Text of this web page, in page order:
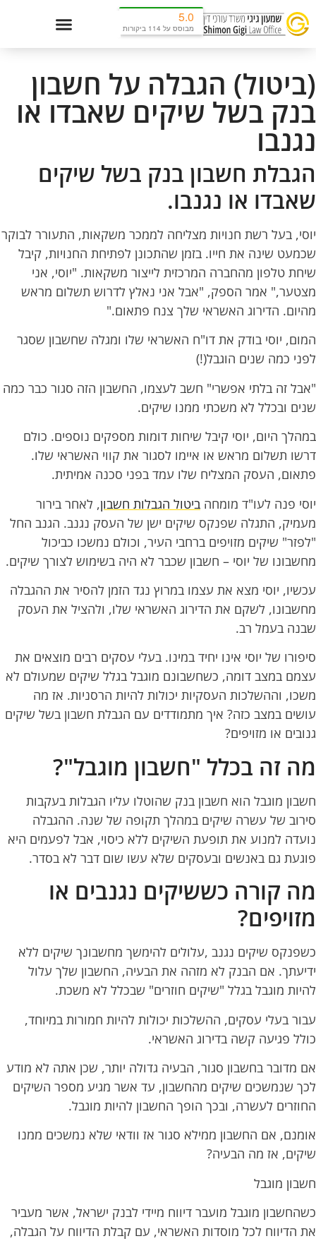
5.0
מבוסס על 114 ביקורות
(ביטול) הגבלה על חשבון
בנק בשל שיקים שאבדו או
נגנבו
הגבלת חשבון בנק בשל שיקים
שאבדו או נגנבו.
יוסי, בעל רשת חנויות מצליחה לממכר משקאות, התעורר לבוקר
שכמעט שינה את חייו. בזמן שהתכונן לפתיחת החנויות, קיבל
שיחת טלפון מהחברה המרכזית לייצור משקאות. "יוסי, אני
מצטער," אמר הספק, "אבל אני נאלץ לדרוש תשלום מראש
מהיום. הדירוג האשראי שלך צנח פתאום."
המום, יוסי בודק את דו"ח האשראי שלו ומגלה שחשבון שסגר
לפני כמה שנים הוגבל(!)
"אבל זה בלתי אפשרי" חשב לעצמו, החשבון הזה סגור כבר כמה
שנים ובכלל לא משכתי ממנו שיקים.
במהלך היום, יוסי קיבל שיחות דומות מספקים נוספים. כולם
דרשו תשלום מראש או איימו לסגור את קווי האשראי שלו.
פתאום, העסק המצליח שלו עמד בפני סכנה אמיתית.
יוסי פנה לעו"ד מומחה ביטול הגבלות חשבון, לאחר בירור
מעמיק, התגלה שפנקס שיקים ישן של העסק נגנב. הגנב החל
"לפזר" שיקים מזויפים ברחבי העיר, וכולם נמשכו כביכול
מחשבונו של יוסי – חשבון שכבר לא היה בשימוש לצורך שיקים.
עכשיו, יוסי מצא את עצמו במרוץ נגד הזמן להסיר את ההגבלה
מחשבונו, לשקם את הדירוג האשראי שלו, ולהציל את העסק
שבנה בעמל רב.
סיפורו של יוסי אינו יחיד במינו. בעלי עסקים רבים מוצאים את
עצמם במצב דומה, כשחשבונם מוגבל בגלל שיקים שמעולם לא
משכו, וההשלכות העסקיות יכולות להיות הרסניות. אז מה
עושים במצב כזה? איך מתמודדים עם הגבלת חשבון בשל שיקים
גנובים או מזויפים?
מה זה בכלל "חשבון מוגבל"?
חשבון מוגבל הוא חשבון בנק שהוטלו עליו הגבלות בעקבות
סירוב של עשרה שיקים במהלך תקופה של שנה. ההגבלה
נועדה למנוע את תופעת השיקים ללא כיסוי, אבל לפעמים היא
פוגעת גם באנשים ובעסקים שלא עשו שום דבר לא בסדר.
מה קורה כששיקים נגנבים או
מזויפים?
כשפנקס שיקים נגנב ,עלולים להימשך מחשבונך שיקים ללא
ידיעתך. אם הבנק לא מזהה את הבעיה, החשבון שלך עלול
להיות מוגבל בגלל "שיקים חוזרים" שבכלל לא משכת.
עבור בעלי עסקים, ההשלכות יכולות להיות חמורות במיוחד,
כולל פגיעה קשה בדירוג האשראי.
אם מדובר בחשבון סגור, הבעיה גדולה יותר, שכן אתה לא מודע
לכך שנמשכים שיקים מהחשבון, עד אשר מגיע מספר השיקים
החוזרים לעשרה, ובכך הופך החשבון להיות מוגבל.
אומנם, אם החשבון ממילא סגור אז וודאי שלא נמשכים ממנו
שיקים, אז מה הבעיה?
חשבון מוגבל
כשהחשבון מוגבל מועבר דיווח מיידי לבנק ישראל, אשר מעביר
את הדיווח לכל מוסדות האשראי, עם קבלת הדיווח על הגבלה,